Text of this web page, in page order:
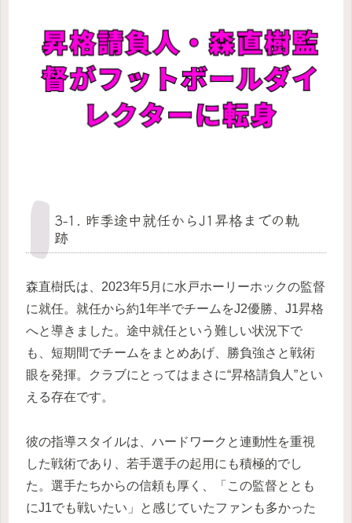
3-1. 昨季途中就任からJ1昇格までの軌
跡
森直樹氏は、2023年5月に水戸ホーリーホックの監督
に就任。就任から約1年半でチームをJ2優勝、J1昇格
へと導きました。途中就任という難しい状況下で
も、短期間でチームをまとめあげ、勝負強さと戦術
眼を発揮。クラブにとってはまさに“昇格請負人”とい
える存在です。
彼の指導スタイルは、ハードワークと連動性を重視
した戦術であり、若手選手の起用にも積極的でし
た。選手たちからの信頼も厚く、「この監督ととも
にJ1でも戦いたい」と感じていたファンも多かった